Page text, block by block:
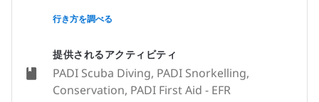
提供されるアクティビティ
PADI Scuba Diving, PADI Snorkelling,
Conservation, PADI First Aid - EFR
None
行き方を調べる